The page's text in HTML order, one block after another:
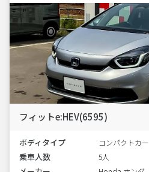
フィットe:HEV(6595)
ボディタイプ コンパクトカー
乗車人数 5人